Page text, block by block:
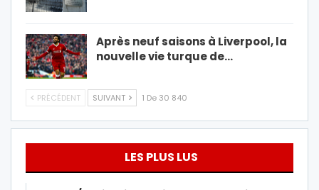
Après neuf saisons à Liverpool, la
nouvelle vie turque de…
PRÉCÉDENT SUIVANT 1 De 30 840
LES PLUS LUS